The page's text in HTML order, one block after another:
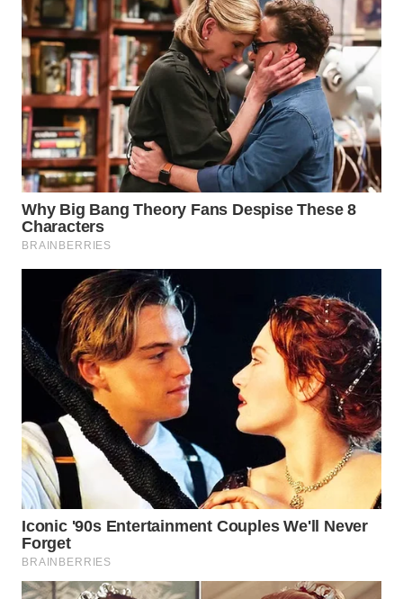
INDRAMAYU
WN
KUNINGAN
WN
MAJALENGKA
WN
SUBANG
SUKABUMI
WN
PURWAKARTA
WN
PRIANGAN
TIMUR
WN
SEMARANG
WN
SOLO